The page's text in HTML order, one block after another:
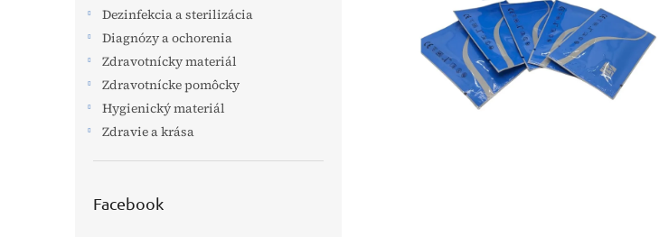
Dezinfekcia a sterilizácia
Diagnózy a ochorenia
Zdravotnícky materiál
Zdravotnícke pomôcky
Hygienický materiál
Zdravie a krása
Facebook